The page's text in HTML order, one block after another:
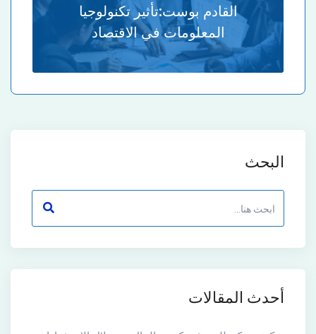
القادم بوست:تأثير تكنولوجيا
المعلومات في الاقتصاد
البحث
أحدث المقالات